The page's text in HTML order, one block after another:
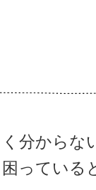
分からな
っている